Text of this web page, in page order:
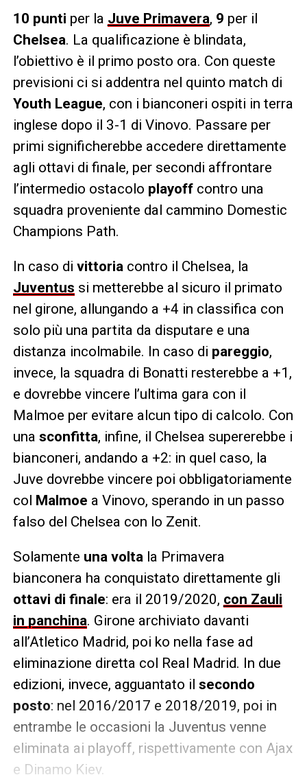
10 punti per la Juve Primavera, 9 per il
Chelsea. La qualificazione è blindata,
l’obiettivo è il primo posto ora. Con queste
previsioni ci si addentra nel quinto match di
Youth League, con i bianconeri ospiti in terra
inglese dopo il 3-1 di Vinovo. Passare per
primi significherebbe accedere direttamente
agli ottavi di finale, per secondi affrontare
l’intermedio ostacolo playoffcontro una
squadra proveniente dal cammino Domestic
Champions Path.
In caso di vittoriacontro il Chelsea, la
Juventus si metterebbe al sicuro il primato
nel girone, allungando a +4 in classifica con
solo più una partita da disputare e una
distanza incolmabile. In caso di pareggio,
invece, la squadra di Bonatti resterebbe a +1,
e dovrebbe vincere l’ultima gara con il
Malmoe per evitare alcun tipo di calcolo. Con
una sconfitta, infine, il Chelsea supererebbe i
bianconeri, andando a +2: in quel caso, la
Juve dovrebbe vincere poi obbligatoriamente
col Malmoe a Vinovo, sperando in un passo
falso del Chelsea con lo Zenit.
Solamente una voltala Primavera
bianconera ha conquistato direttamente gli
ottavi di finale: era il 2019/2020, con Zauli
in panchina. Girone archiviato davanti
all’Atletico Madrid, poi ko nella fase ad
eliminazione diretta col Real Madrid. In due
edizioni, invece, agguantato il secondo
posto: nel 2016/2017 e 2018/2019, poi in
entrambe le occasioni la Juventus venne
eliminata ai playoff, rispettivamente con Ajax
e Dinamo Kiev.